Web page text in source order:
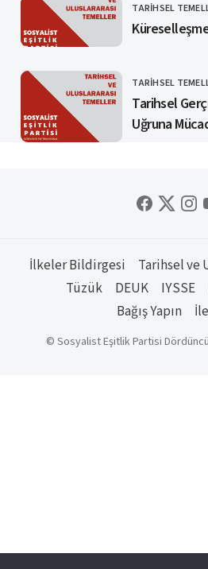
KATEGORI
TARIHSEL
KATEGORI
TARIHSEL
Tarihsel
Uğruna
İlkeler Bildirgesi
Tarihsel ve
Tüzük
DEUK IYSSE
Bağış Yapın
© Sosyalist Eşitlik Partisi